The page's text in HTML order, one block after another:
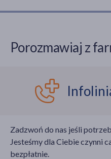
Porozmawiaj z
Zadzwoń do nas jeśli
Jesteśmy dla Ciebie czynni
bezpłatnie.